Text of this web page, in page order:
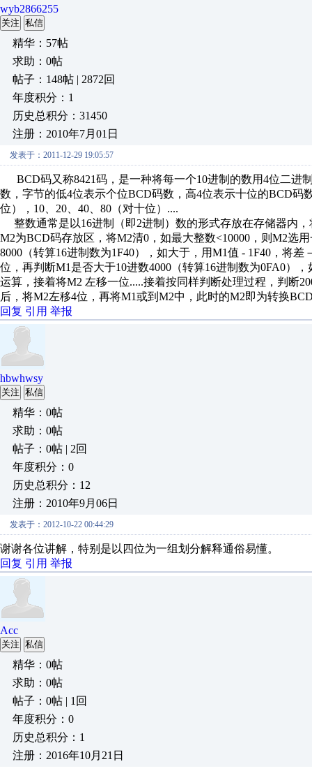
wyb2866255
关注 私信
精华：57帖
求助：0帖
帖子：148帖 | 2872回
年度积分：1
历史总积分：31450
注册：2010年7月01日
发表于：2011-12-29 19:05:57
BCD码又称8421码，是一种将每一个10进制的数用4位二进
数，字节的低4位表示个位BCD码数，高4位表示十位的BCD码
位），10、20、40、80（对十位）....
整数通常是以16进制（即2进制）数的形式存放在存储器内
M2为BCD码存放区，将M2清0，如最大整数<10000，则M2选
8000（转算16进制数为1F40），如大于，用M1值 - 1F40，将
位，再判断M1是否大于10进数4000（转算16进制数为0FA0）
运算，接着将M2 左移一位.....接着按同样判断处理过程，判断
后，将M2左移4位，再将M1或到M2中，此时的M2即为转换
回复 引用 举报
hbwhwsy
关注 私信
精华：0帖
求助：0帖
帖子：0帖 | 2回
年度积分：0
历史总积分：12
注册：2010年9月06日
发表于：2012-10-22 00:44:29
谢谢各位讲解，特别是以四位为一组划分解释通俗易懂。
回复 引用 举报
Acc
关注 私信
精华：0帖
求助：0帖
帖子：0帖 | 1回
年度积分：0
历史总积分：1
注册：2016年10月21日